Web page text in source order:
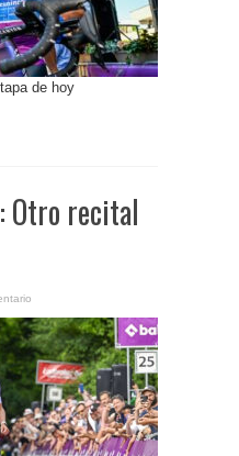
de hoy
Otro recital